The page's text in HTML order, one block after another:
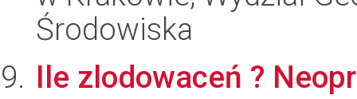
Środowiska
Ile zlodowaceń ?